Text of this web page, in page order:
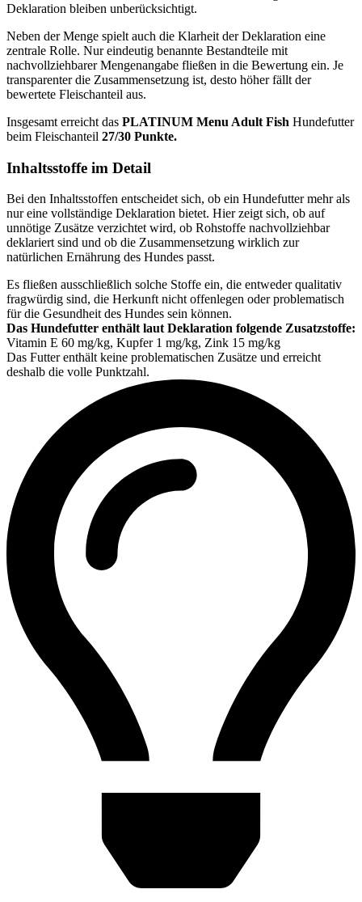
Deklaration bleiben unberücksichtigt.
Neben der Menge spielt auch die Klarheit der Deklaration eine
zentrale Rolle. Nur eindeutig benannte Bestandteile mit
nachvollziehbarer Mengenangabe fließen in die Bewertung ein. Je
transparenter die Zusammensetzung ist, desto höher fällt der
bewertete Fleischanteil aus.
Insgesamt erreicht das PLATINUM Menu Adult Fish Hundefutter
beim Fleischanteil 27/30 Punkte.
Inhaltsstoffe im Detail
Bei den Inhaltsstoffen entscheidet sich, ob ein Hundefutter mehr als
nur eine vollständige Deklaration bietet. Hier zeigt sich, ob auf
unnötige Zusätze verzichtet wird, ob Rohstoffe nachvollziehbar
deklariert sind und ob die Zusammensetzung wirklich zur
natürlichen Ernährung des Hundes passt.
Es fließen ausschließlich solche Stoffe ein, die entweder qualitativ
fragwürdig sind, die Herkunft nicht offenlegen oder problematisch
für die Gesundheit des Hundes sein können.
Das Hundefutter enthält laut Deklaration folgende Zusatzstoffe:
Vitamin E 60 mg/kg, Kupfer 1 mg/kg, Zink 15 mg/kg
Das Futter enthält keine problematischen Zusätze und erreicht
deshalb die volle Punktzahl.